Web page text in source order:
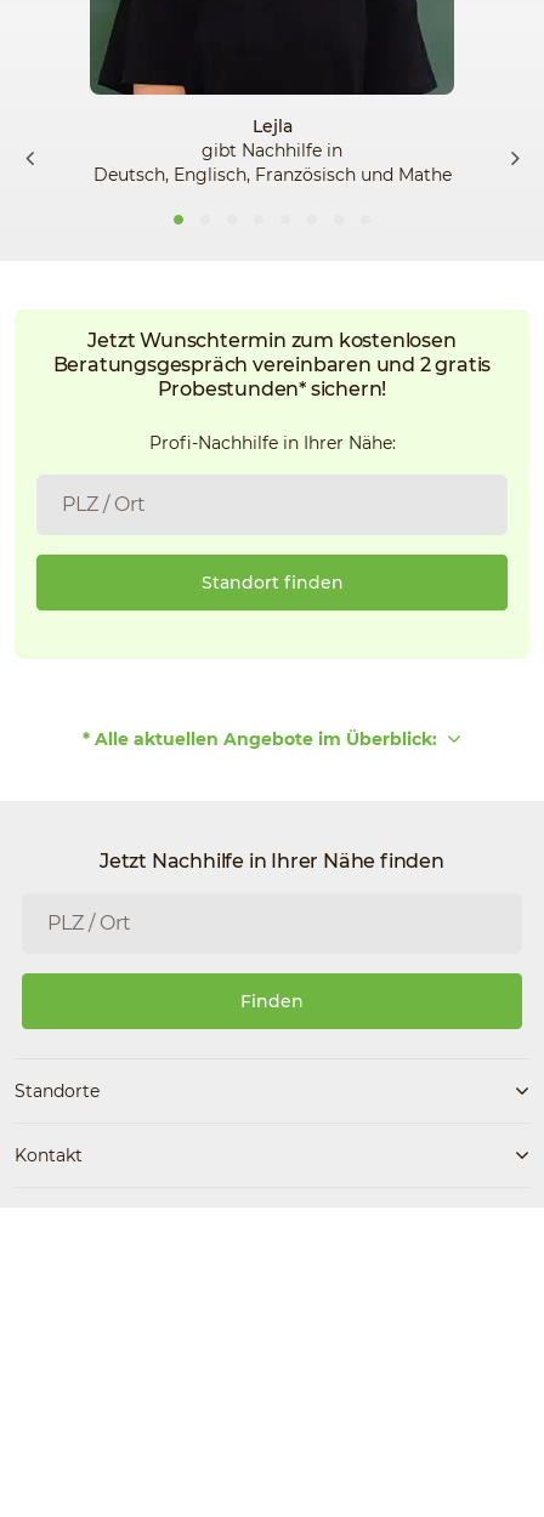
Lejla
gibt Nachhilfe in
Deutsch, Englisch, Französisch und Mathe
Jetzt Wunschtermin zum kostenlosen
Beratungsgespräch vereinbaren und 2 gratis
Probestunden* sichern!
Profi-Nachhilfe in Ihrer Nähe:
Standort finden
* Alle aktuellen Angebote im Überblick:
Jetzt Nachhilfe in Ihrer Nähe finden
Finden
Standorte
Kontakt